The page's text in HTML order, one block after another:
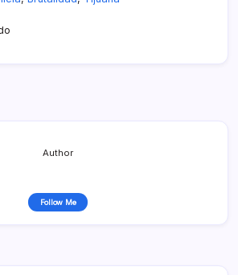
Author
Follow Me